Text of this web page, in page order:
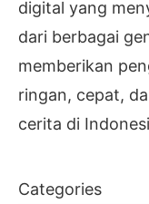
digital yang
dari berbagai
memberikan
ringan, cepat,
cerita di
Categories